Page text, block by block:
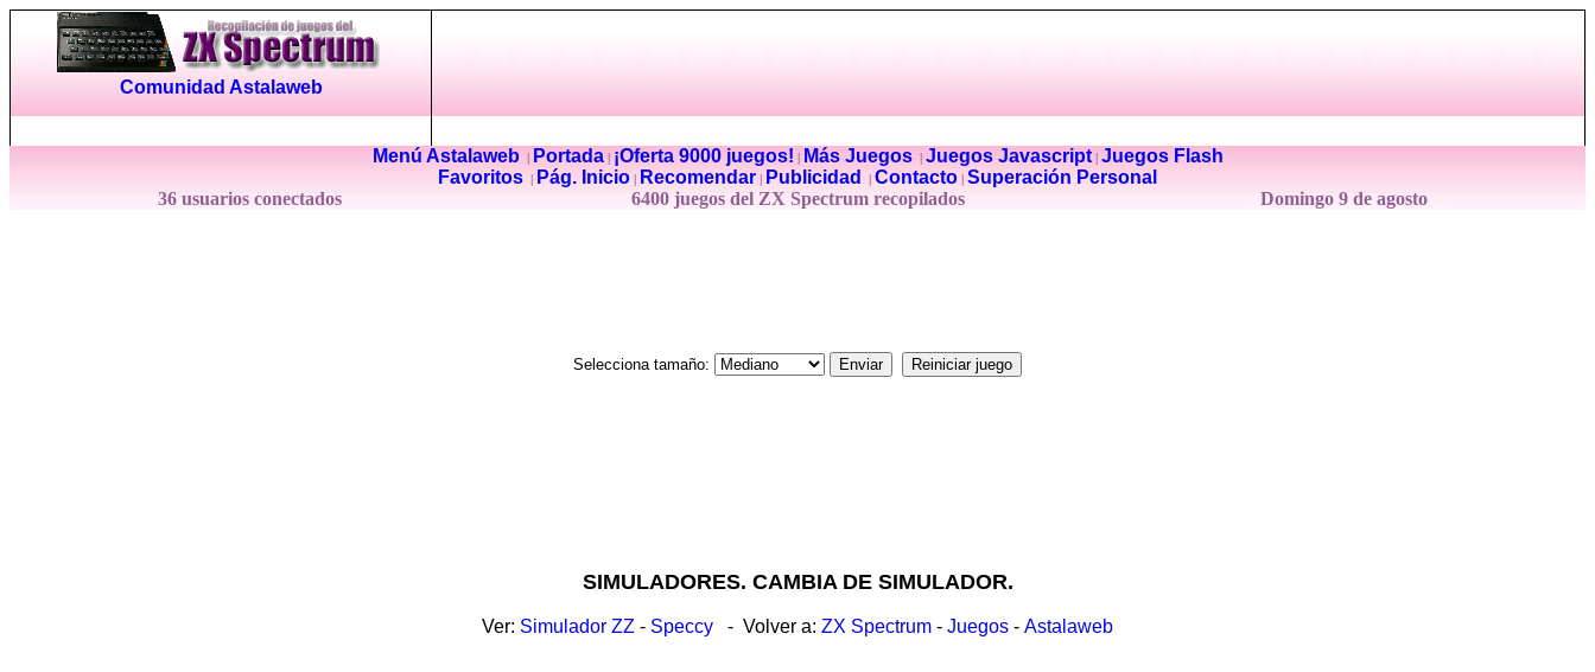
Comunidad Astalaweb
Menú Astalaweb| Portada| ¡Oferta 9000 juegos! Más Juegos| Juegos Javascript| Juegos Flash
Favoritos
Pág. Inicio Recomendar Publicidad Contacto Superación Personal
36 usuarios conectados
6400 juegos del ZX Spectrum recopilados Domingo 9 de agosto
Selecciona tamaño:
SIMULADORES. CAMBIA DE SIMULADOR.
Ver: Simulador ZZ - Speccy - Volver a: ZX Spectrum - Juegos - Astalaweb